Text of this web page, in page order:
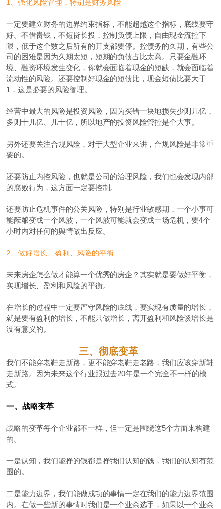
1、强化风险管理，特别是财务风险
一定要建立财务的边界约束指标，不能超越这个指标，底线要守
好。不借贵钱，不短贷长投，控制负债上限，自由现金流控下
限，低于这个数之后所有的开支都要停。控债务的久期，有些公
司的困难是因为久期太短，短期的负债占比太高。只要金融环
境、融资环境发生变化，你就会面临着现金的短缺，就会面临着
流动性的风险。还要控制好现金的短债比，现金短债比要大于
1，这是必要的风险管理。
经营中最大的风险是投资风险，因为买错一块地损失少则几亿，
多则十几亿、几十亿，所以地产的投资风险管控是个大事。
另外还要关注合规风险，对于大型企业来讲，合规风险是非常重
要的。
还要防止内控风险，也就是公司的治理风险，我们也会发现内部
的腐败行为，这方面一定要控制。
还要防止危机事件的公关风险，特别是行业敏感期，一个小事可
能酝酿变成一个风波，一个风波可能就会变成一场危机，要4个
小时内对任何的舆情做出反应。
2、做好增长、盈利、风险的平衡
未来房企怎么做才能算一个优秀的房企？其实就是要做好平衡，
实现增长、盈利和风险的平衡。
在增长的过程中一定要严守风险的底线，要实现有质量的增长，
就是要有盈利的增长，不能只做增长，离开盈利和风险谈增长是
没有意义的。
三、彻底变革
我们不能穿老鞋走新路，更不能穿老鞋走老路，我们应该穿新鞋
走新路。因为未来这个行业跟过去20年是一个完全不一样的模
式。
一、战略变革
战略的变革每个企业都不一样，但一定是围绕这5个方面来构建
的。
一是认知，我们能挣的钱都是挣我们认知的钱，我们的认知有范
围的。
二是能力边界，我们能做成功的事情一定在我们的能力边界范围
内。在做一些新的事情时我们是一个业余选手，如果以一个业余